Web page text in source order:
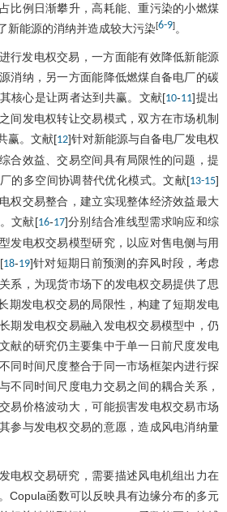
比例日渐攀升，高耗能、重污染的小燃煤
新能源的消纳并造成较大污染[6-9]。
行发电权交易，一方面能有效降低新能源
消纳，另一方面能降低燃煤自备电厂的碳
核心是让两者达到共赢。文献[10-11]提出
间发电权转让交易模式，双方在市场机制
赢。文献[12]针对新能源与自备电厂发电权
合效益、交易空间具有局限性的问题，提
的多空间协调替代优化模式。文献[13-15]
权交易整合，建立实现整体经济效益最大
文献[16-17]分别结合准线型需求响应和综
发电权交易模型研究，以应对售电侧与用
18-19]针对短期日前预测的弃风时段，考虑
系，为现货市场下的发电权交易提供了思
期发电权交易的局限性，构建了短期发电
期发电权交易融入发电权交易模型中，仍
献的研究仍主要集中于单一日前尺度发电
同时间尺度整合于同一市场框架内进行探
不同时间尺度电力交易之间的耦合关系，
易价格波动大，可能损害发电权交易市场
参与发电权交易的意愿，造成风电消纳量
电权交易研究，需要描述风电机组出力在
Copula函数可以反映具有边缘分布的多元